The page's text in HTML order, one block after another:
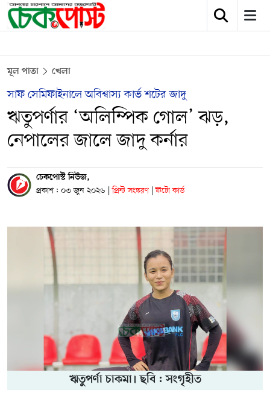
মূল পাতা খেলা
সাফ সেমিফাইনালে অবিশ্বাস্য কার্ভ শটের জাদু
ঋতুপর্ণার ‘অলিম্পিক গোল’ ঝড়,
নেপালের জালে জাদু কর্নার
চেকপোস্ট নিউজ,
প্রকাশ : ০৩ জুন ২০২৬ | প্রিন্ট সংস্করণ | ফটো কার্ড
ঋতুপর্ণা চাকমা। ছবি : সংগৃহীত